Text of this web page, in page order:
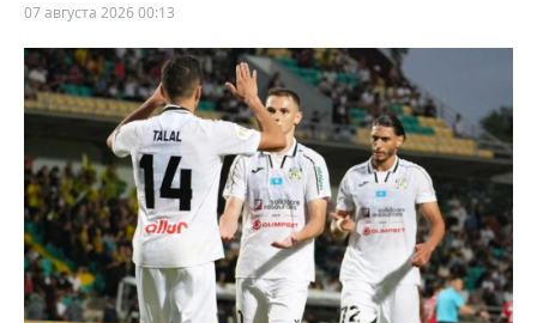
07 августа 2026 00:13